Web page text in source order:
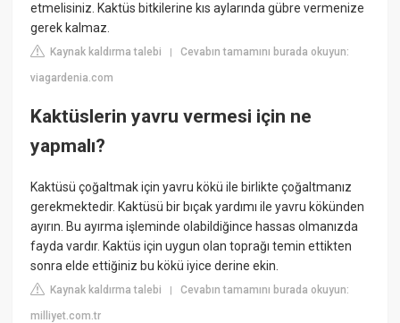
etmelisiniz. Kaktüs bitkilerine kıs aylarında gübre vermenize
gerek kalmaz.
Kaynak kaldırma talebi |Cevabın tamamını burada okuyun:
viagardenia.com
Kaktüslerin yavru vermesi için ne
yapmalı?
Kaktüsü çoğaltmak için yavru kökü ile birlikte çoğaltmanız
gerekmektedir. Kaktüsü bir bıçak yardımı ile yavru kökünden
ayırın. Bu ayırma işleminde olabildiğince hassas olmanızda
fayda vardır. Kaktüs için uygun olan toprağı temin ettikten
sonra elde ettiğiniz bu kökü iyice derine ekin.
Kaynak kaldırma talebi |Cevabın tamamını burada okuyun:
milliyet.com.tr